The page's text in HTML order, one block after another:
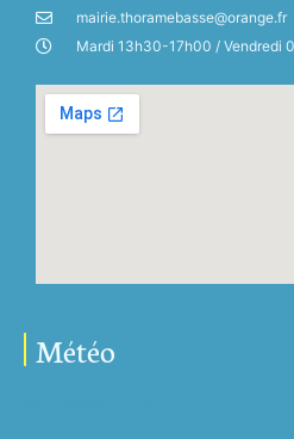
mairie.thoramebasse@orange.fr
Mardi 13h30-17h00 / Vendredi
Météo